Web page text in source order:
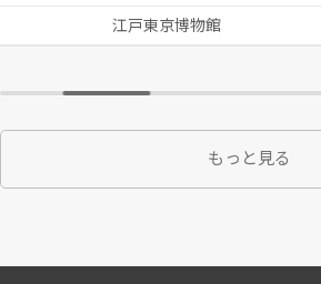
江戸東京博物館
もっと見る